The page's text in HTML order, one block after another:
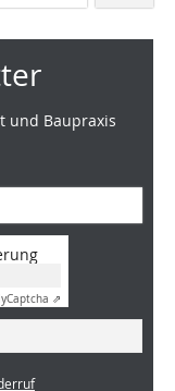
und Baupraxis
Captcha ⇗